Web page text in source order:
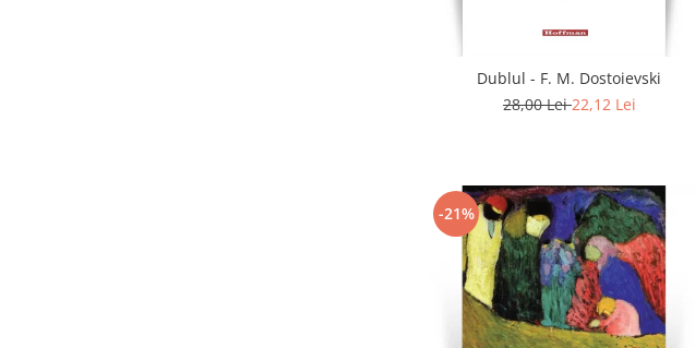
Dublul - F. M. Dostoievski
28,00 Lei22,12 Lei
-21%